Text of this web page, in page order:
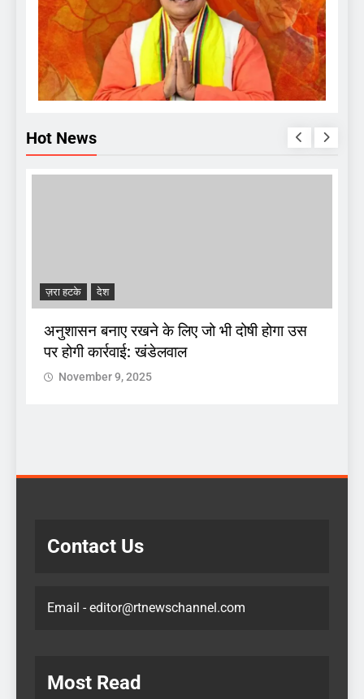
Hot News
ज़रा हटके देश
अनुशासन बनाए रखने के लिए जो भी दोषी होगा उस
पर होगी कार्रवाई: खंडेलवाल
November 9, 2025
Contact Us
Email - editor@rtnewschannel.com
Most Read